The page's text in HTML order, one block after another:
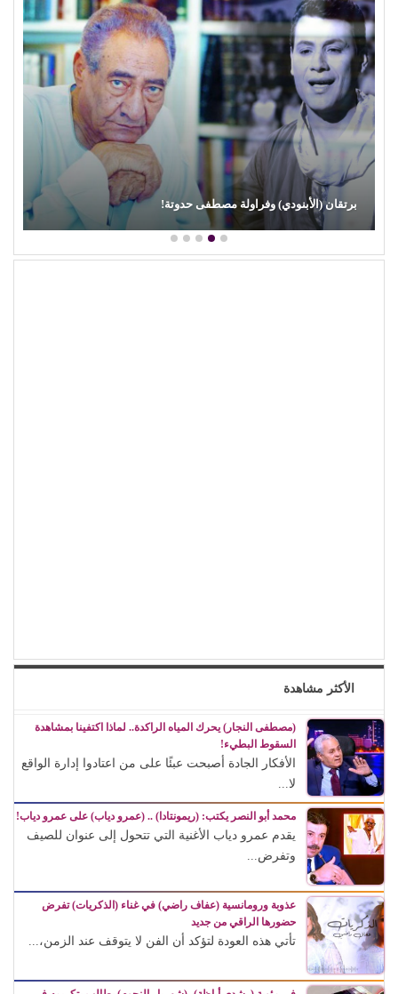
برتقان (الأبنودي) وفراولة مصطفى حدوتة!
الأكثر مشاهدة
(مصطفى النجار) يحرك المياه الراكدة.. لماذا اكتفينا بمشاهدة
السقوط البطيء!
الأفكار الجادة أصبحت عبئًا على من اعتادوا إدارة الواقع
لا...
محمد أبو النصر يكتب: (ريمونتادا) .. (عمرو دياب) على عمرو دياب!
يقدم عمرو دياب الأغنية التي تتحول إلى عنوان للصيف
وتفرض...
عذوبة ورومانسية (عفاف راضي) في غناء (الذكريات) تفرض
حضورها الراقي من جديد
تأتي هذه العودة لتؤكد أن الفن لا يتوقف عند الزمن،...